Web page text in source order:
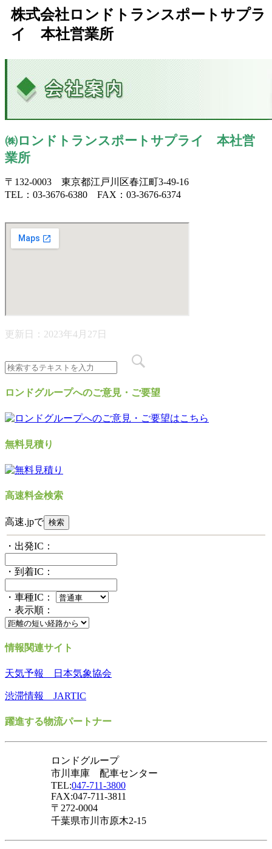
株式会社ロンドトランスポートサプラ
イ 本社営業所
㈱ロンドトランスポートサプライ 本社営
業所
〒132-0003 東京都江戸川区春江町3-49-16
TEL：03-3676-6380 FAX：03-3676-6374
更新日： 2023年4月27日
ロンドグループへのご意見・ご要望
無料見積り
高速料金検索
高速.jpで
・出発IC：
・到着IC：
・車種IC：
・表示順：
情報関連サイト
天気予報 日本気象協会
渋滞情報 JARTIC
躍進する物流パートナー
ロンドグループ
市川車庫 配車センター
TEL:047-711-3800
FAX:047-711-3811
〒272-0004
千葉県市川市原木2-15